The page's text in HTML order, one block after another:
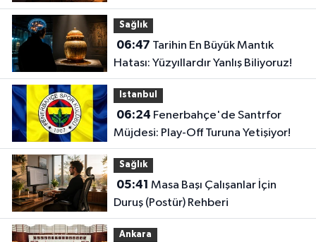
En İddialı Yapımlar
Sağlık
06:47
Hatası: Yüzyıllardır Yanlış Biliyoruz!
Istanbul
06:24
Müjdesi: Play-Off Turuna Yetişiyor!
Sağlık
05:41
Duruş (Postür) Rehberi
Ankara